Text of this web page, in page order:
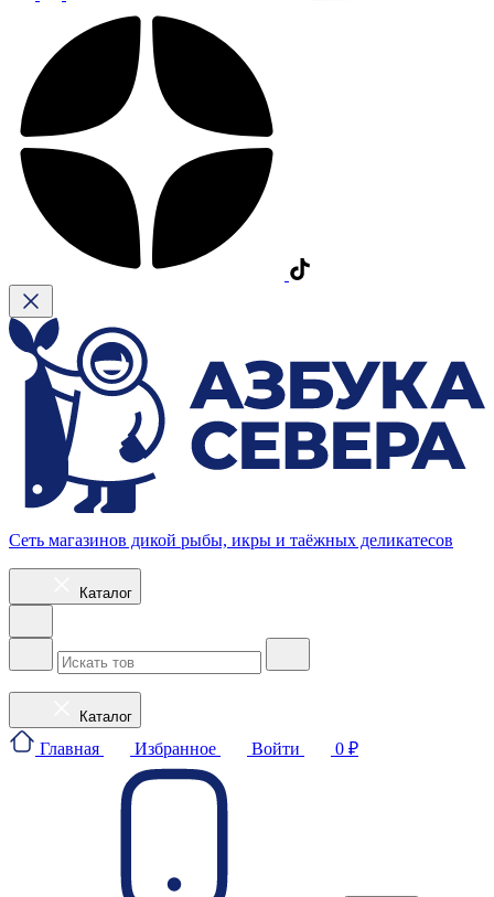
Сеть магазинов дикой рыбы, икры и таёжных деликатесов
Каталог
Каталог
Главная Избранное Войти 0 ₽